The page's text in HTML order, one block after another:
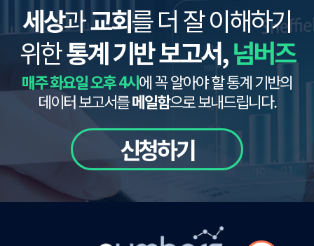
세상과교회를 더 잘 이해하기
위한통계 기반 보고서,넘버즈
매주 화요일 오후 4시에 꼭 알아야 할 통계 기반의
데이터 보고서를메일함으로 보내드립니다.
신청하기